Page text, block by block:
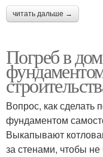
читать дальше →
Погреб в
Вопрос, как сделать
фундаментом
Выкапывают
за стенами, чтобы